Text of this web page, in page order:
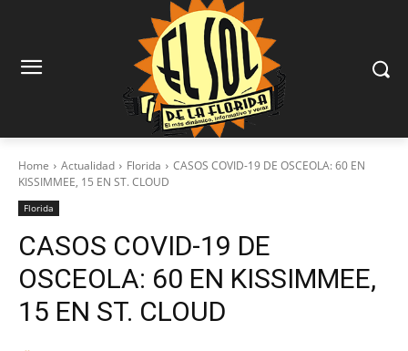
Home Actualidad Florida
CASOS COVID-19 DE OSCEOLA: 60 EN
KISSIMMEE, 15 EN ST. CLOUD
Florida
CASOS COVID-19 DE
OSCEOLA: 60 EN KISSIMMEE,
15 EN ST. CLOUD